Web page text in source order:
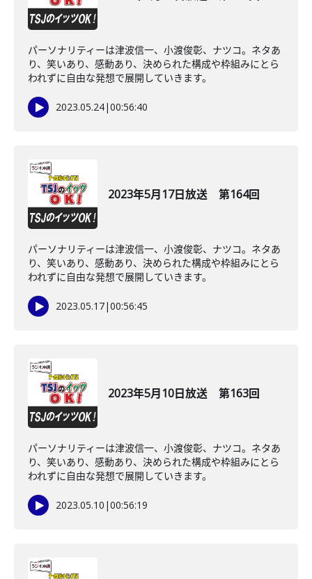
パーソナリティーは津波信一、小渡俊彰、ナツコ。ネタあ
り、笑いあり、感動あり、決められた構成や枠組みにとら
われずに自由な発想で展開していきます。
2023.05.24|00:56:40
2023年5月17日放送 第164回
パーソナリティーは津波信一、小渡俊彰、ナツコ。ネタあ
り、笑いあり、感動あり、決められた構成や枠組みにとら
われずに自由な発想で展開していきます。
2023.05.17|00:56:45
2023年5月10日放送 第163回
パーソナリティーは津波信一、小渡俊彰、ナツコ。ネタあ
り、笑いあり、感動あり、決められた構成や枠組みにとら
われずに自由な発想で展開していきます。
2023.05.10 |00:56:19